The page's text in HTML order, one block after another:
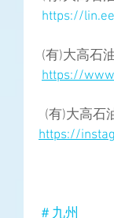
https://
(有)大高石
https://
(有)大高
https://
＃九州